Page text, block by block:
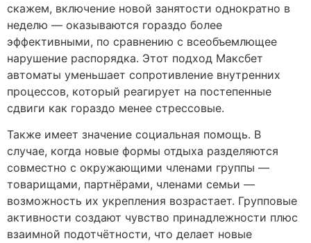
скажем, включение новой занятости однократно в
неделю — оказываются гораздо более
эффективными, по сравнению с всеобъемлющее
нарушение распорядка. Этот подход Максбет
автоматы уменьшает сопротивление внутренних
процессов, который реагирует на постепенные
сдвиги как гораздо менее стрессовые.
Также имеет значение социальная помощь. В
случае, когда новые формы отдыха разделяются
совместно с окружающими членами группы —
товарищами, партнёрами, членами семьи —
возможность их укрепления возрастает. Групповые
активности создают чувство принадлежности плюс
взаимной подотчётности, что делает новые